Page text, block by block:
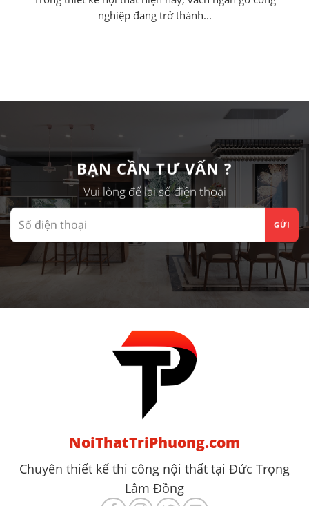
nghiệp đang trở thành...
BẠN CẦN TƯ VẤN ?
Vui lòng để lại số điện thoại
NoiThatTriPhuong.com
Chuyên thiết kế thi công nội thất tại Đức Trọng
Lâm Đồng